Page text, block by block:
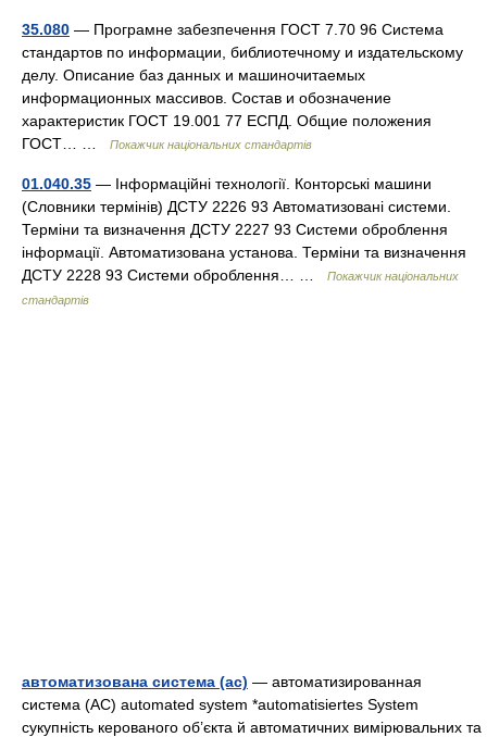
35.080 — Програмне забезпечення ГОСТ 7.70 96 Система
стандартов по информации, библиотечному и издательскому
делу. Описание баз данных и машиночитаемых
информационных массивов. Состав и обозначение
характеристик ГОСТ 19.001 77 ЕСПД. Общие положения
ГОСТ… …
Покажчик національних стандартів
01.040.35 — Інформаційні технології. Конторські машини
(Словники термінів) ДСТУ 2226 93 Автоматизовані системи.
Терміни та визначення ДСТУ 2227 93 Системи оброблення
інформації. Автоматизована установа. Терміни та визначення
ДСТУ 2228 93 Системи оброблення… …
Покажчик національних
стандартів
автоматизована система (ас) — автоматизированная
система (АС) automated system *automatisiertes System
сукупність керованого об’єкта й автоматичних вимірювальних та